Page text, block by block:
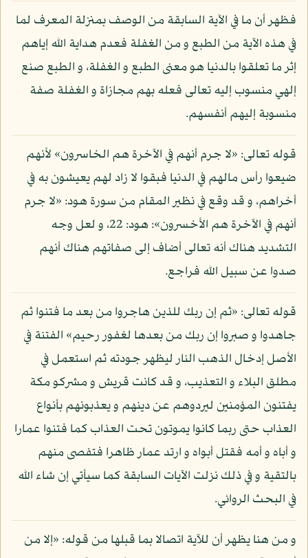
فظهر أن ما في الآية السابقة من الوصف بمنزلة المعرف لما
في هذه الآية من الطبع و من الغفلة فعدم هداية الله إياهم
إثر ما تعلقوا بالدنيا هو معنى الطبع و الغفلة، و الطبع صنع
إلهي منسوب إليه تعالى فعله بهم مجازاة و الغفلة صفة
منسوبة إليهم أنفسهم.
قوله تعالى: «لا جرم أنهم في الآخرة هم الخاسرون» لأنهم
ضيعوا رأس مالهم في الدنيا فبقوا لا زاد لهم يعيشون به في
أخراهم، و قد وقع في نظير المقام من سورة هود: «لا جرم
أنهم في الآخرة هم الأخسرون»: هود: 22، و لعل وجه
التشديد هناك أنه تعالى أضاف إلى صفاتهم هناك أنهم
صدوا عن سبيل الله فراجع.
قوله تعالى: «ثم إن ربك للذين هاجروا من بعد ما فتنوا ثم
جاهدوا و صبروا إن ربك من بعدها لغفور رحيم» الفتنة في
الأصل إدخال الذهب النار ليظهر جودته ثم استعمل في
مطلق البلاء و التعذيب، و قد كانت قريش و مشركو مكة
يفتنون المؤمنين ليردوهم عن دينهم و يعذبونهم بأنواع
العذاب حتى ربما كانوا يموتون تحت العذاب كما فتنوا عمارا
و أباه و أمه فقتل أبواه و ارتد عمار ظاهرا فتفصى منهم
بالتقية و في ذلك نزلت الآيات السابقة كما سيأتي إن شاء الله
في البحث الروائي.
و من هنا يظهر أن للآية اتصالا بما قبلها من قوله: «إلا من